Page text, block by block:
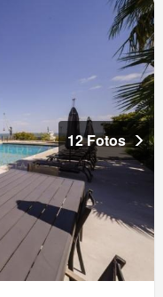
12 Fotos